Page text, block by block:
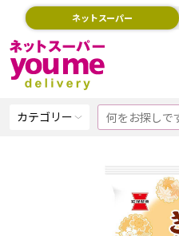
ネットスーパー
カテゴリー